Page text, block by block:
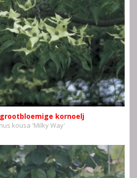
grootbloemige kornoelj
kousa 'Milky Way'